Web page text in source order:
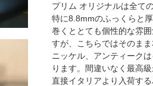
プリム オリジナルは全て
特に8.8mmのふっくらと
巻くととても個性的な雰
すが、こちらではそのま
ニッケル、アンティーク
ります。間違いなく最高
直接イタリアより入荷す